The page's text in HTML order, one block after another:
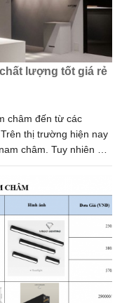
lượng tốt giá rẻ
châm đến từ các
thị trường hiện nay
châm. Tuy nhiên để
thì không phải ai cũng
đèn ray nam châm
tư vấn mua đèn ray
để biết thêm chi tiết.